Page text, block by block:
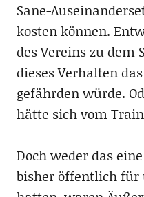
Sane-
kosten können.
des Vereins zu dem
dieses Verhalten
gefährden würde.
hätte sich vom
Doch weder das
bisher öffentlich für